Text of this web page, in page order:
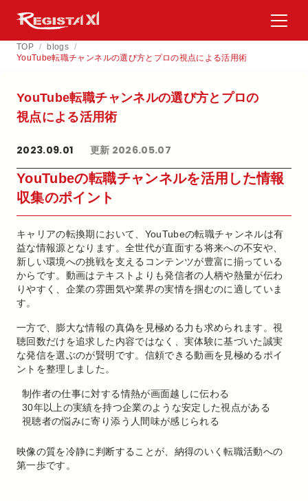
TOP / blogs /
YouTube転職チャンネルの選び方とプロの視点による活用術
YouTube転職チャンネルの​選び方と​プロの​
視点に​よる​活用術
2023.09.01 更新 2026.05.07
YouTubeの転職チャンネルを活用した情報
収集のポイント
キャリアの転換期において、YouTubeの転職チャンネルは有
益な情報源となります。全世代が直面する将来への不安や、
新しい環境への挑戦を支えるコンテンツが豊富に揃っている
からです。動画はテキストよりも発信者の人柄や熱量が伝わ
りやすく、企業の雰囲気や業界の実情を掴むのに適していま
す。
一方で、膨大な情報の真偽を見極める力も求められます。視
聴回数だけを追求した内容ではなく、実体験に基づいた誠実
な発信を選ぶのが賢明です。信頼できる動画を見極めるポイ
ントを整理しました。
制作者の仕事に対する情熱が画面越しに伝わる
30年以上の実績を持つ企業のような安定した視点がある
視聴者の悩みに寄り添う人間味が感じられる
映像の質を冷静に判断することが、納得のいく転職活動への
第一歩です。